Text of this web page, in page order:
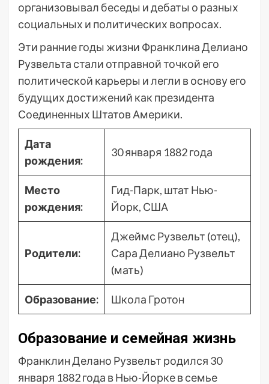
организовывал беседы и дебаты о разных
социальных и политических вопросах.
Эти ранние годы жизни Франклина Делиано
Рузвельта стали отправной точкой его
политической карьеры и легли в основу его
будущих достижений как президента
Соединенных Штатов Америки.
Дата
рождения:
30 января 1882 года
Место
рождения:
Гид-Парк, штат Нью-
Йорк, США
Родители:
Джеймс Рузвельт (отец),
Сара Делиано Рузвельт
(мать)
Образование: Школа Гротон
Образование и семейная жизнь
Франклин Делано Рузвельт родился 30
января 1882 года в Нью-Йорке в семье